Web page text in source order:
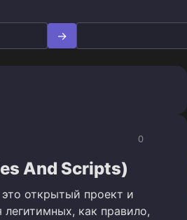
0
And Scripts)
открытый проект и
как правило,